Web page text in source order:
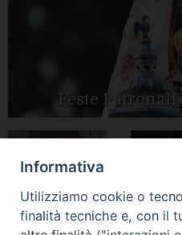
Feste Patronali
Apertura Anno
Giubilare 2025
Mariae
Informativa
Utilizziamo cookie o
finalità tecniche e, con il